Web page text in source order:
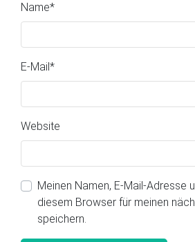
Name*
E-Mail *
Website
Meinen Namen, E-Mail-Adresse
diesem Browser für meinen
speichern.